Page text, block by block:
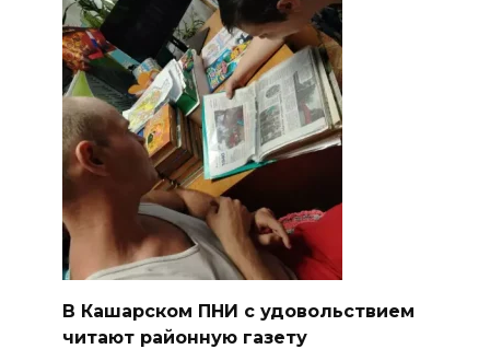
В Кашарском ПНИ с удовольствием
читают районную газету